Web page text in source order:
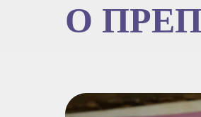
О